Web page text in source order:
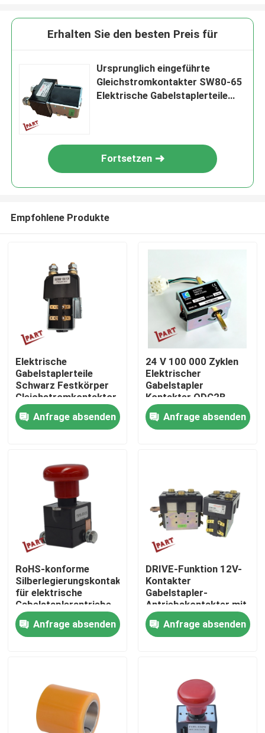
Nach Hause
Über uns
Kontakte
Produkte
Videos
Gabelstapler-Batterie-Teile
Gabelstapler-Antriebsrad
Elektrischer Gabelstapler-Motor
LED-Gabelstapler-Lichter
Erhalten Sie den besten Preis für
Ursprunglich eingeführte
Gleichstromkontakter SW80-65
Elektrische Gabelstaplerteile
Fortsetzen
Empfohlene Produkte
Elektrische
Gabelstaplerteile
Schwarz Festkörper
Gleichstromkontaktor
SW280B-158 12V
Anfrage absenden
24 V 100 000 Zyklen
Elektrischer
Gabelstapler
Kontakter QDC2B-
200A
Anfrage absenden
RoHS-konforme
Silberlegierungskontakter
für elektrische
Gabelstaplerantriebe
Anfrage absenden
DRIVE-Funktion 12V-
Kontakter
Gabelstapler-
Antriebskontakter mit
Gleichspulenspule
Anfrage absenden